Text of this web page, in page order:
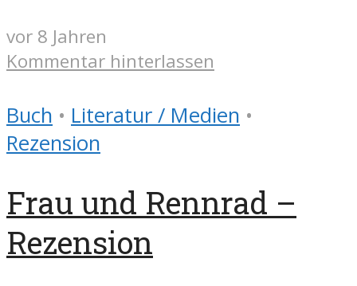
vor 8 Jahren
Kommentar hinterlassen
Buch • Literatur / Medien •
Rezension
Frau und Rennrad –
Rezension